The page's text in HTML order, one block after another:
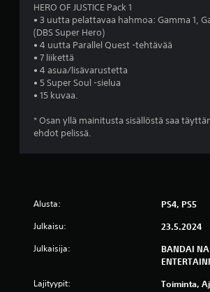
HERO OF JUSTICE Pack 1
• 3 uutta pelattavaa hahmoa: Gamma 1,
(DBS Super Hero)
• 4 uutta Parallel Quest -tehtävää
• 7 liikettä
• 4 asua/lisävarustetta
• 5 Super Soul -sielua
• 15 kuvaa.
* Osan yllä mainitusta sisällöstä saa
ehdot pelissä.
Alusta: PS4, PS5
Julkaisu: 23.5.2024
Julkaisija:
BANDAI
Lajityypit: Toiminta,